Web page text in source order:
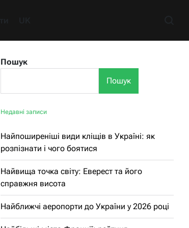
Пошук
Пошук
Недавні записи
Найпоширеніші види кліщів в Україні: як
розпізнати і чого боятися
Найвища точка світу: Еверест та його
справжня висота
Найближчі аеропорти до України у 2026 році